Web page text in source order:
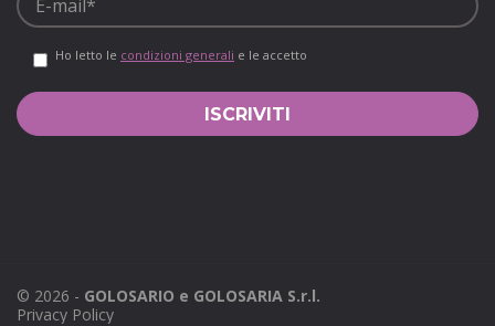
Ho letto le condizioni generali e le accetto
© 2026 - GOLOSARIO e GOLOSARIA S.r.l.
Privacy Policy